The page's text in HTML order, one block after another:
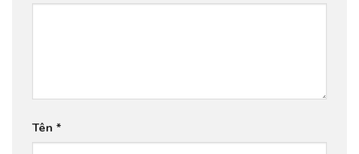
Tên *